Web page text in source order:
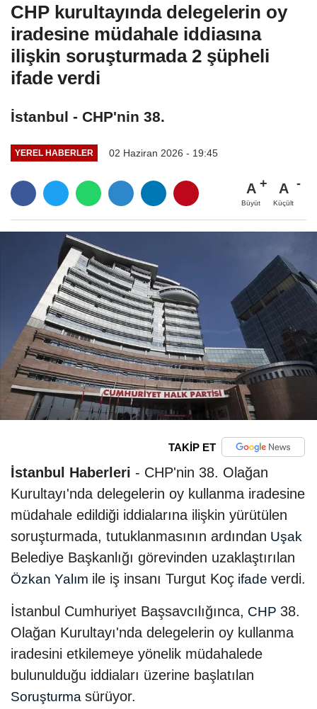
CHP kurultayında delegelerin oy
iradesine müdahale iddiasına
ilişkin soruşturmada 2 şüpheli
ifade verdi
İstanbul - CHP'nin 38.
YEREL HABERLER 02 Haziran 2026 - 19:45
A
Büyüt
A
Küçült
TAKİP ET
İstanbul Haberleri - CHP'nin 38. Olağan
Kurultayı'nda delegelerin oy kullanma iradesine
müdahale edildiği iddialarına ilişkin yürütülen
soruşturmada, tutuklanmasının ardından Uşak
Belediye Başkanlığı görevinden uzaklaştırılan
Özkan Yalım ile iş insanı Turgut Koç ifade verdi.
İstanbul Cumhuriyet Başsavcılığınca, CHP 38.
Olağan Kurultayı'nda delegelerin oy kullanma
iradesini etkilemeye yönelik müdahalede
bulunulduğu iddiaları üzerine başlatılan
Soruşturma sürüyor.